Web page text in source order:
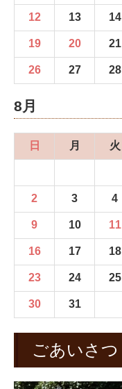
12 13 14
19 20 21
26 27 28
8月
日 月 火
2 3 4
9 10 11
16 17 18
23 24 25
30 31
ごあいさつ